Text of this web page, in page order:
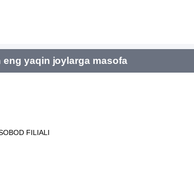
yaqin joylarga masofa
FILIALI